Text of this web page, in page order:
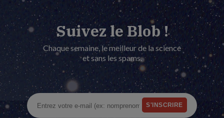
Suivez le Blob !
Chaque semaine, le meilleur de la science
et sans les spams.